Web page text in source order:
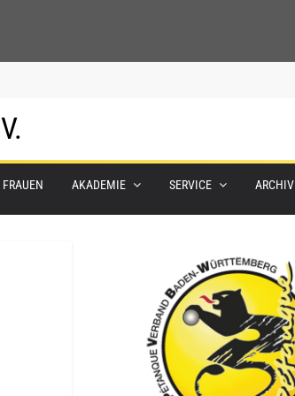
FRAUEN AKADEMIE SERVICE ARCHIV